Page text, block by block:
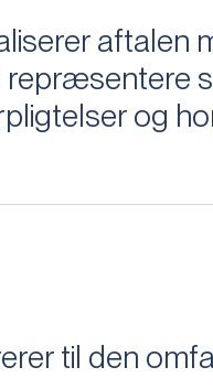
repræsentere
og
til den